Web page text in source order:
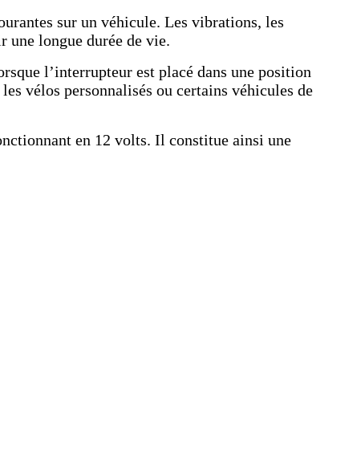
sur un véhicule. Les vibrations, les
une longue durée de vie.
l’interrupteur est placé dans une position
vélos personnalisés ou certains véhicules de
en 12 volts. Il constitue ainsi une